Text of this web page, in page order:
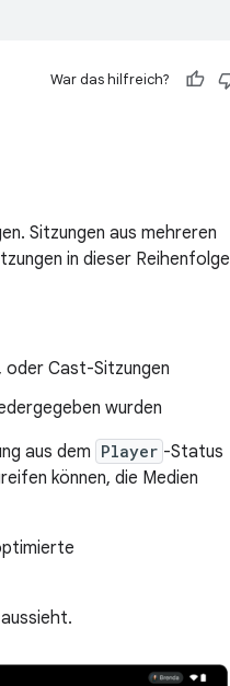
War das hilfreich?
Sitzungen aus mehreren
in dieser Reihenfolge
Cast-Sitzungen
wurden
aus dem Player -Status
können, die Medien